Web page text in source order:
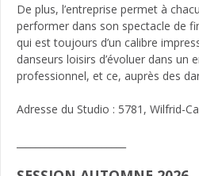
De plus, l’entreprise permet à
performer dans son spectacle de
qui est toujours d’un calibre
danseurs loisirs d’évoluer dans un
professionnel, et ce, auprès des
Adresse du Studio : 5781, Wilfrid-